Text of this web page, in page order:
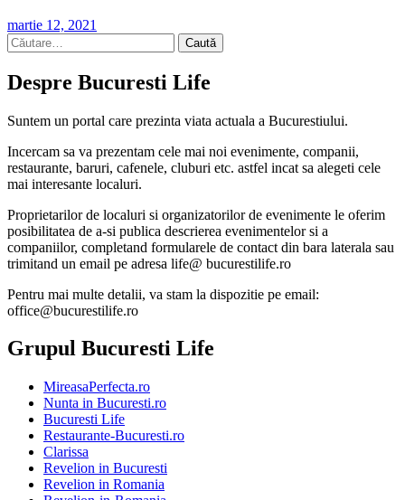
martie 12, 2021
Caută
după:
Despre Bucuresti Life
Suntem un portal care prezinta viata actuala a Bucurestiului.
Incercam sa va prezentam cele mai noi evenimente, companii,
restaurante, baruri, cafenele, cluburi etc. astfel incat sa alegeti cele
mai interesante localuri.
Proprietarilor de localuri si organizatorilor de evenimente le oferim
posibilitatea de a-si publica descrierea evenimentelor si a
companiilor, completand formularele de contact din bara laterala sau
trimitand un email pe adresa life@ bucurestilife.ro
Pentru mai multe detalii, va stam la dispozitie pe email:
office@bucurestilife.ro
Grupul Bucuresti Life
MireasaPerfecta.ro
Nunta in Bucuresti.ro
Bucuresti Life
Restaurante-Bucuresti.ro
Clarissa
Revelion in Bucuresti
Revelion in Romania